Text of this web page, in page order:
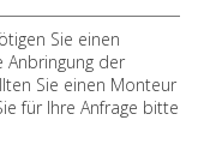
Sie einen
Anbringung der
Sie einen Monteur
für Ihre Anfrage bitte